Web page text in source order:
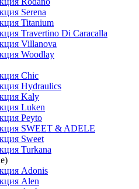
Serena
Titanium
Travertino Di Caracalla
Villanova
Woodlay
Chic
Hydraulics
Kaly
Luken
Peyto
SWEET & ADELE
Sweet
Turkana
Adonis
Alen